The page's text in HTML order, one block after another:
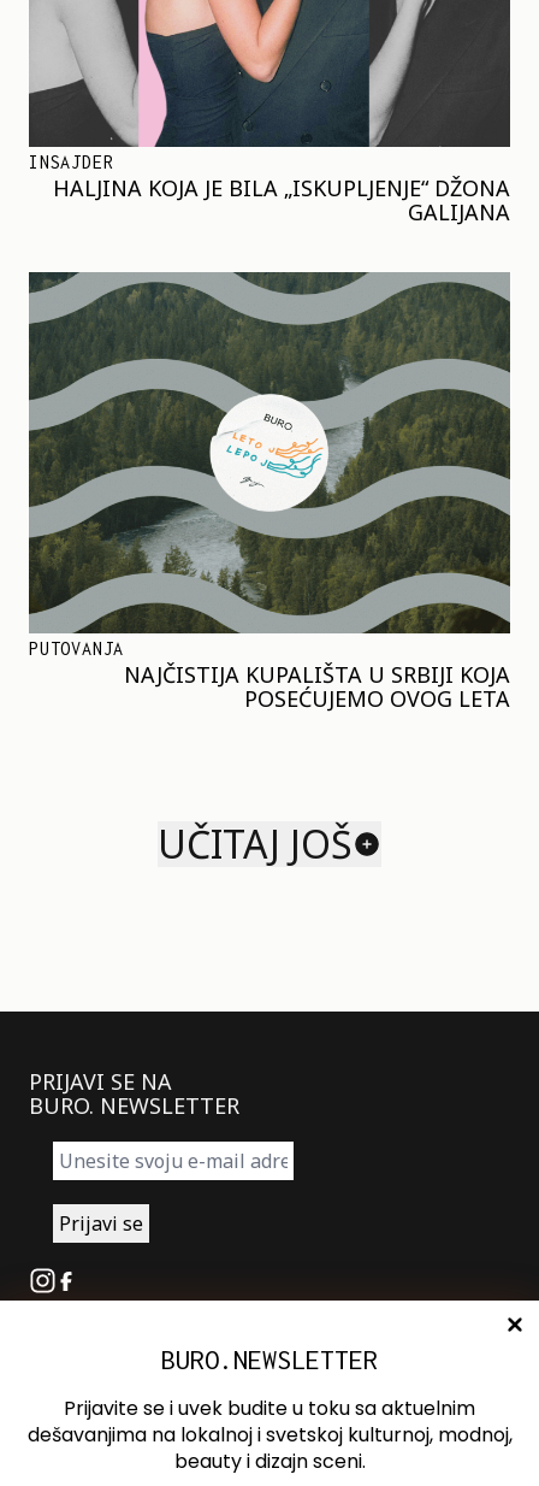
INSAJDER
HALJINA KOJA JE BILA „ISKUPLJENJE“ DŽONA
GALIJANA
PUTOVANJA
NAJČISTIJA KUPALIŠTA U SRBIJI KOJA
POSEĆUJEMO OVOG LETA
UČITAJ JOŠ
PRIJAVI SE NA
BURO. NEWSLETTER
Instagram
Facebook
Oglašavanje
Kontakt
BURO.NEWSLETTER
Prijavite se i uvek budite u toku sa aktuelnim
dešavanjima na lokalnoj i svetskoj kulturnoj, modnoj,
beauty i dizajn sceni.